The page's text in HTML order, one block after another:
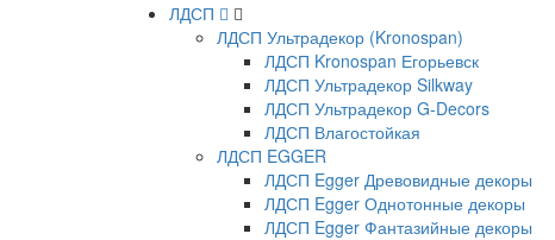
ЛДСП
ЛДСП Ультрадекор (Kronospan)
ЛДСП Kronospan Егорьевск
ЛДСП Ультрадекор Silkway
ЛДСП Ультрадекор G-Decors
ЛДСП Влагостойкая
ЛДСП EGGER
ЛДСП Egger Древовидные декоры
ЛДСП Egger Однотонные декоры
ЛДСП Egger Фантазийные декоры